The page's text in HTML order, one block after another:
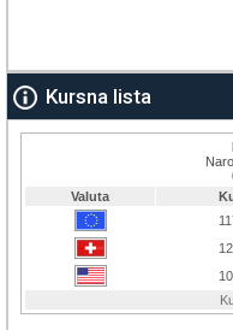
Kursna lista